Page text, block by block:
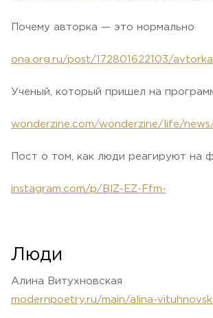
Почему авторка — это нормально
ona.org.ru/post/172801622103/avtorka
Ученый, который пришел на
wonderzine.com/wonderzine/life/
Пост о том, как люди реагируют на
instagram.com/p/BlZ-EZ-Ffm-
Люди
Алина Витухновская
modernpoetry.ru/main/alina-